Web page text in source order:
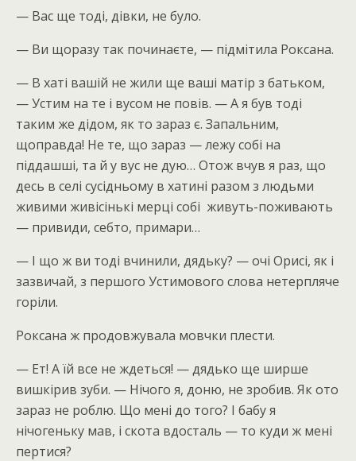
— Вас ще тоді, дівки, не було.
— Ви щоразу так починаєте, — підмітила Роксана.
— В хаті вашій не жили ще ваші матір з батьком,
— Устим на те і вусом не повів. — А я був тоді
таким же дідом, як то зараз є. Запальним,
щоправда! Не те, що зараз — лежу собі на
піддашші, та й у вус не дую… Отож вчув я раз, що
десь в селі сусідньому в хатині разом з людьми
живими живісінькі мерці собі живуть-поживають
— привиди, себто, примари…
— І що ж ви тоді вчинили, дядьку? — очі Орисі, як і
зазвичай, з першого Устимового слова нетерпляче
горіли.
Роксана ж продовжувала мовчки плести.
— Ет! А їй все не ждеться! — дядько ще ширше
вишкірив зуби. — Нічого я, доню, не зробив. Як ото
зараз не роблю. Що мені до того? І бабу я
нічогеньку мав, і скота вдосталь — то куди ж мені
пертися?